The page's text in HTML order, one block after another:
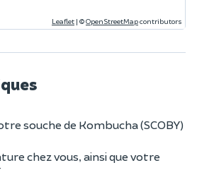
Leaflet | ©OpenStreetMapcontributors
souche de Kombucha (SCOBY)
chez vous, ainsi que votre